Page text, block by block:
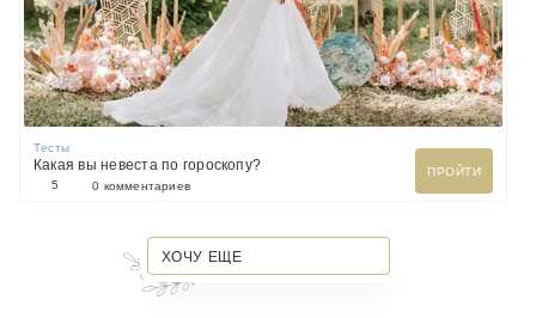
Тесты
Какая вы невеста по гороскопу?
ПРОЙТИ
5
0 комментариев
ХОЧУ ЕЩЕ